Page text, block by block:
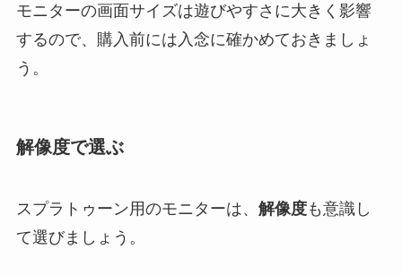
モニターの画面サイズは遊びやすさに大きく影響
するので、購入前には入念に確かめておきましょ
う。
解像度で選ぶ
スプラトゥーン用のモニターは、 解像度も意識し
て選びましょう。